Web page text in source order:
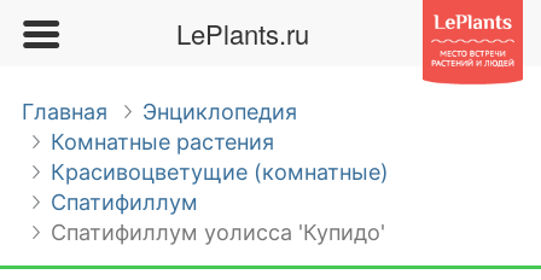
LePlants.ru
Главная
Энциклопедия
Комнатные растения
Красивоцветущие (комнатные)
Спатифиллум
Спатифиллум уолисса 'Купидо'